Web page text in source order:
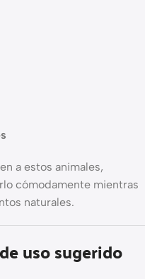
a estos animales,
cómodamente mientras
naturales.
uso sugerido